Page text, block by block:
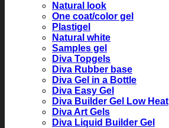
Natural look
One coat/color gel
Plastigel
Natural white
Samples gel
Diva Topgels
Diva Rubber base
Diva Gel in a Bottle
Diva Easy Gel
Diva Builder Gel Low Heat
Diva Art Gels
Diva Liquid Builder Gel